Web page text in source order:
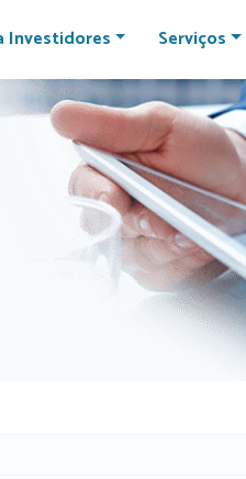
Investidores Serviços